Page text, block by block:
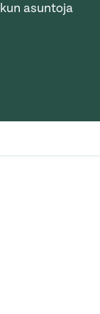
asuntoja